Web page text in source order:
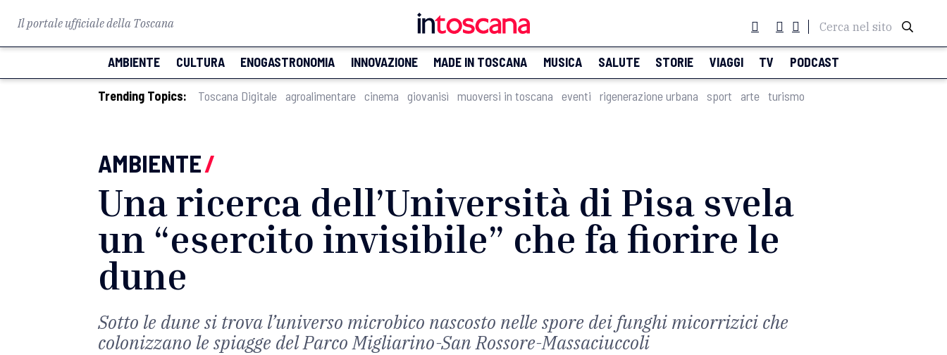
Il portale ufficiale della Toscana Cerca nel sito
AMBIENTE CULTURA ENOGASTRONOMIA INNOVAZIONE MADE IN TOSCANA MUSICA SALUTE STORIE VIAGGI TV PODCAST
Trending Topics: Toscana Digitale agroalimentare cinema giovanisì muoversi in toscana eventi rigenerazione urbana sport arte turismo
AMBIENTE/
Una ricerca dell’Università di Pisa svela
un “esercito invisibile” che fa fiorire le
dune
Sotto le dune si trova l’universo microbico nascosto nelle spore dei funghi micorrizici che
colonizzano le spiagge del Parco Migliarino-San Rossore-Massaciuccoli